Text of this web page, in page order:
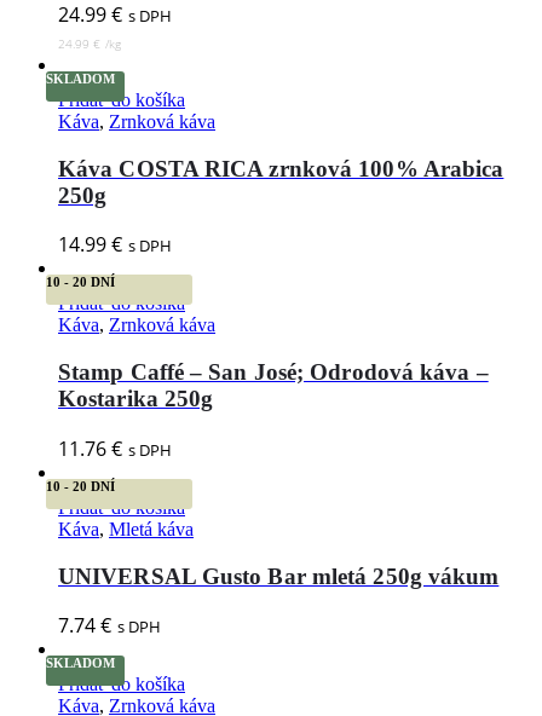
24.99€ s DPH
24.99€ /kg
SKLADOM
Pridať do košíka
Káva, Zrnková káva
Káva COSTA RICA zrnková 100% Arabica
250g
14.99€ s DPH
10 - 20 DNÍ
Pridať do košíka
Káva, Zrnková káva
Stamp Caffé – San José; Odrodová káva –
Kostarika 250g
11.76€ s DPH
10 - 20 DNÍ
Pridať do košíka
Káva, Mletá káva
UNIVERSAL Gusto Bar mletá 250g vákum
7.74€ s DPH
SKLADOM
Pridať do košíka
Káva, Zrnková káva